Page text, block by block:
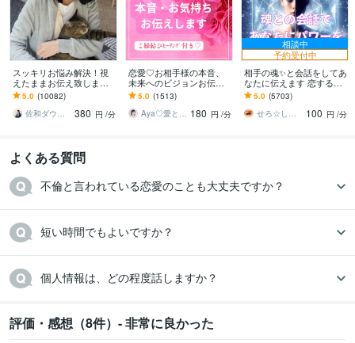
スッキリお悩み解決！視
えたままお伝え致します
恋愛、結婚、人間関係、
仕事、人生、ペットの気
持ち等◎祈願付き
5.0 (10082)
佐和ダウジング＆スピリットメンター
380 円 /分
恋愛♡お相手様の本音、
未来へのビジョンお伝え
します どんな関係でも細
密にお伝えします✨ツイン
レイ ソウルメイト
5.0 (1513)
Aya♡愛と光のスピリチュアルガイド 180 円 /分
相談中
予約受付中
相手の魂✨と会話をしてあ
なたに伝えます 恋するあ
なたに☘️最高のチャンス
を！
5.0 (5703)
せろ☆しあり
100 円 /分
よくある質問
不倫と言われている恋愛のことも大丈夫ですか？
短い時間でもよいですか？
個人情報は、どの程度話しますか？
評価・感想（8件）- 非常に良かった